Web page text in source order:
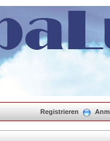
Registrieren